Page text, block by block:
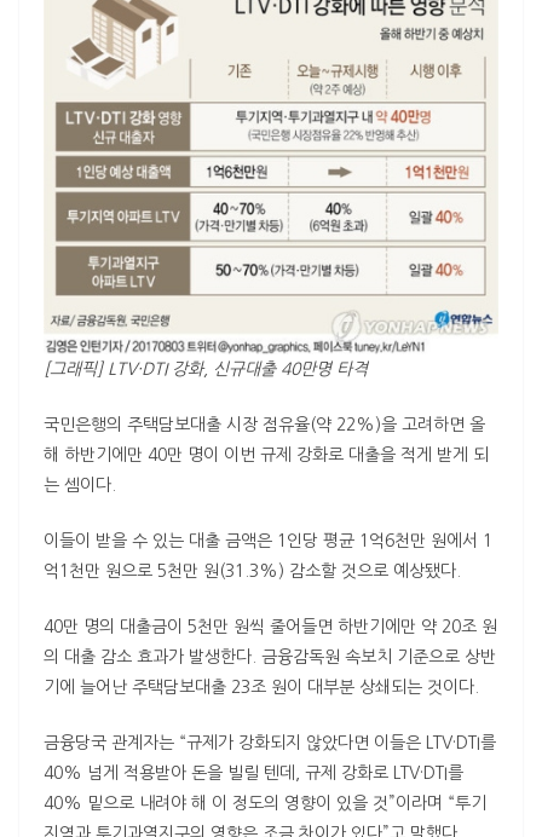
[그래픽] LTV·DTI강화, 신규대출 40만명 타격
국민은행의 주택담보대출 시장 점유율(약 22%)을 고려하면 올
해 하반기에만 40만 명이 이번 규제 강화로 대출을 적게 받게 되
는 셈이다.
이들이 받을 수 있는 대출 금액은 1인당 평균 1억6천만 원에서 1
억1천만 원으로 5천만 원(31.3%) 감소할 것으로 예상됐다.
40만 명의 대출금이 5천만 원씩 줄어들면 하반기에만 약 20조 원
의 대출 감소 효과가 발생한다. 금융감독원 속보치 기준으로 상반
기에 늘어난 주택담보대출 23조 원이 대부분 상쇄되는 것이다.
금융당국 관계자는 “규제가 강화되지 않았다면 이들은 LTV· DTI를
40% 넘게 적용받아 돈을 빌릴 텐데, 규제 강화로
LTV· DTI를
40% 밑으로 내려야 해 이 정도의 영향이 있을 것”이라며 “투기